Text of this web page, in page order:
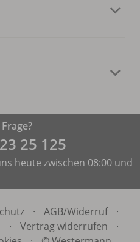
25 125
heute zwischen 08:00 und
· AGB/Widerruf
·
· Vertrag widerrufen
·